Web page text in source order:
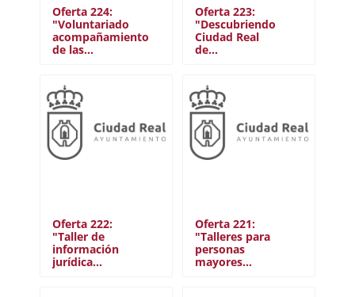
Mañana
Tarde
Entre semana
Fines de semana
TIPO
Vacaciones
ÁREA TEMÁTICA
Oferta 224:
"Voluntariado
acompañamiento
de las…
Oferta 223:
"Descubriendo
Ciudad Real
de…
Oferta 222:
"Taller de
información
jurídica…
Oferta 221:
"Talleres para
personas
mayores…